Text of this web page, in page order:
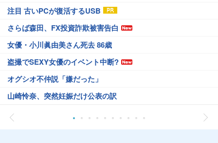
注目 古いPCが復活するUSB
さらば森田、FX投資詐欺被害告白
女優・小川眞由美さん死去 86歳
盗撮でSEXY女優のイベント中断?
オグシオ不仲説「嫌だった」
山崎怜奈、突然妊娠だけ公表の訳